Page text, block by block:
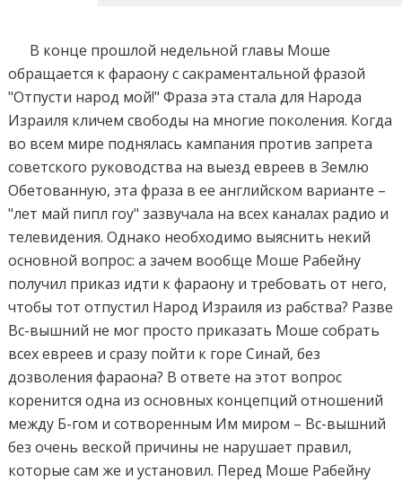
В конце прошлой недельной главы Моше
обращается к фараону с сакраментальной фразой
"Отпусти народ мой!" Фраза эта стала для Народа
Израиля кличем свободы на многие поколения. Когда
во всем мире поднялась кампания против запрета
советского руководства на выезд евреев в Землю
Обетованную, эта фраза в ее английском варианте –
"лет май пипл гоу" зазвучала на всех каналах радио и
телевидения. Однако необходимо выяснить некий
основной вопрос: а зачем вообще Моше Рабейну
получил приказ идти к фараону и требовать от него,
чтобы тот отпустил Народ Израиля из рабства? Разве
Вс-вышний не мог просто приказать Моше собрать
всех евреев и сразу пойти к горе Синай, без
дозволения фараона? В ответе на этот вопрос
коренится одна из основных концепций отношений
между Б-гом и сотворенным Им миром – Вс-вышний
без очень веской причины не нарушает правил,
которые сам же и установил. Перед Моше Рабейну